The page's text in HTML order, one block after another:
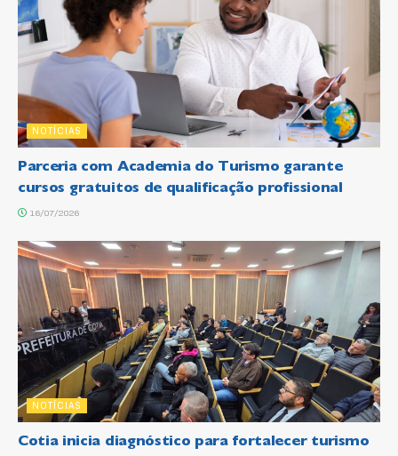
NOTÍCIAS
Parceria com Academia do Turismo garante
cursos gratuitos de qualificação profissional
16/07/2026
NOTÍCIAS
Cotia inicia diagnóstico para fortalecer turismo